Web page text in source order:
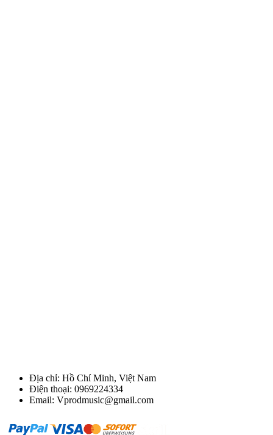
Địa chỉ: Hồ Chí Minh, Việt Nam
Điện thoại: 0969224334
Email: Vprodmusic@gmail.com